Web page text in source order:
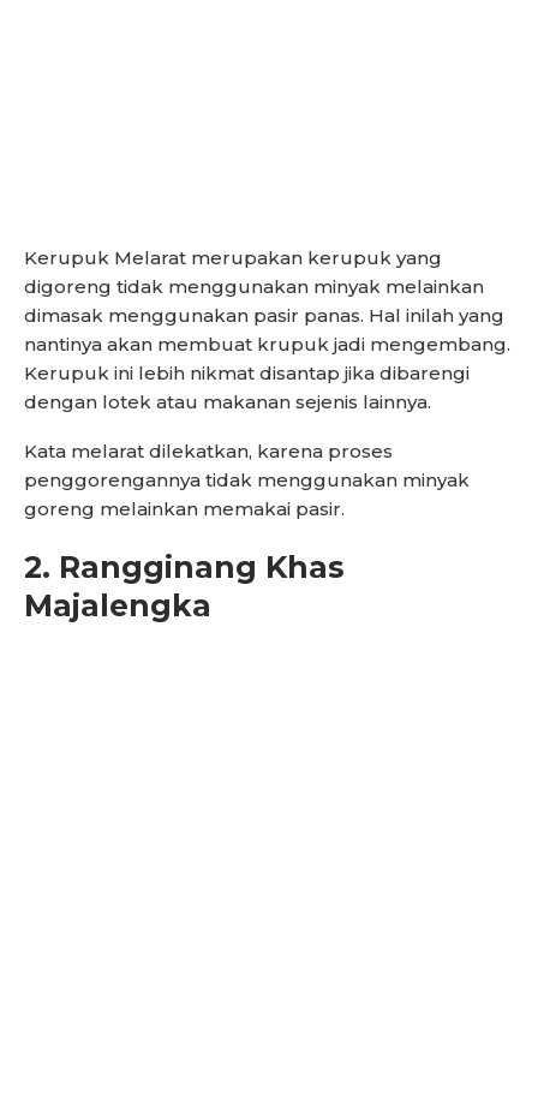
Kerupuk Melarat merupakan kerupuk yang
digoreng tidak menggunakan minyak melainkan
dimasak menggunakan pasir panas. Hal inilah yang
nantinya akan membuat krupuk jadi mengembang.
Kerupuk ini lebih nikmat disantap jika dibarengi
dengan lotek atau makanan sejenis lainnya.
Kata melarat dilekatkan, karena proses
penggorengannya tidak menggunakan minyak
goreng melainkan memakai pasir.
2. Rangginang Khas
Majalengka